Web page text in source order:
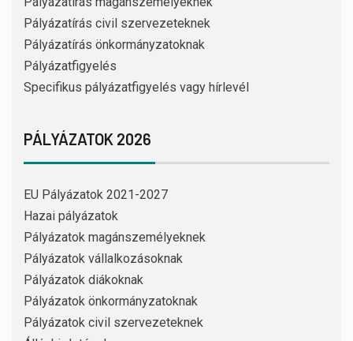
Pályázatírás civil szervezeteknek
Pályázatírás önkormányzatoknak
Pályázatfigyelés
Specifikus pályázatfigyelés vagy hírlevél
PÁLYÁZATOK 2026
EU Pályázatok 2021-2027
Hazai pályázatok
Pályázatok magánszemélyeknek
Pályázatok vállalkozásoknak
Pályázatok diákoknak
Pályázatok önkormányzatoknak
Pályázatok civil szervezeteknek